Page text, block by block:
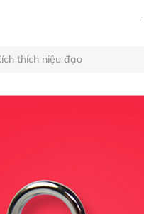
thích niệu đạo